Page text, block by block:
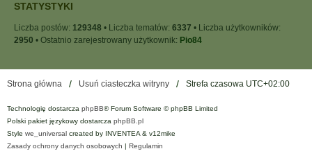
STATYSTYKI
Liczba postów: 129348 • Liczba tematów: 6337 • Liczba użytkowników:
2950 • Ostatnio zarejestrowany użytkownik: Pio84
Strona główna Usuń ciasteczka witryny Strefa czasowa UTC+02:00
Technologię dostarcza phpBB® Forum Software © phpBB Limited
Polski pakiet językowy dostarcza phpBB.pl
Style we_universal created by INVENTEA & v12mike
Zasady ochrony danych osobowych | Regulamin